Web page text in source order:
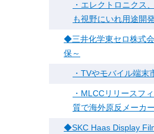
・エレクトロニク
も視野にいれ用途開
◆三井化学東セロ株式
保～
・TVやモバイル端
・MLCCリリースフ
質で海外原反メーカ
◆SKC Haas Display